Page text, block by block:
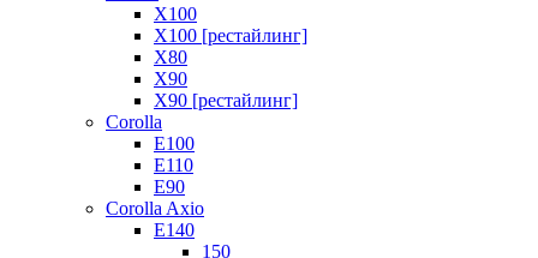
X100
X100 [рестайлинг]
X80
X90
X90 [рестайлинг]
Corolla
E100
E110
E90
Corolla Axio
E140
150